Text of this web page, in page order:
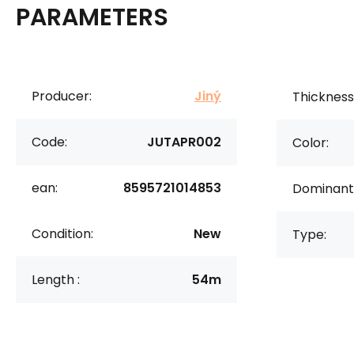
PARAMETERS
Producer: Jiný
Code: JUTAPR002
ean: 8595721014853
Condition: New
Length : 54m
Color:
Type: